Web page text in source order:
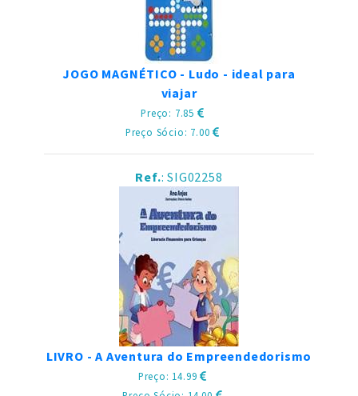
JOGO MAGNÉTICO - Ludo - ideal para
viajar
Preço: 7.85
Preço Sócio: 7.00
Ref.: SIG02258
LIVRO - A Aventura do Empreendedorismo
Preço: 14.99